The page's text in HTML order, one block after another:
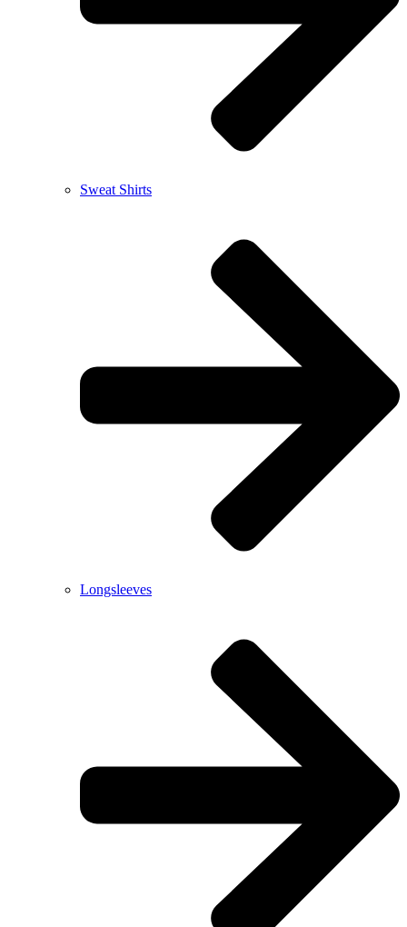
Sweat Shirts
Longsleeves